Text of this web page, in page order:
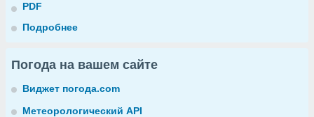
PDF
Подробнее
Погода на вашем сайте
Виджет погода.com
Метеорологический API